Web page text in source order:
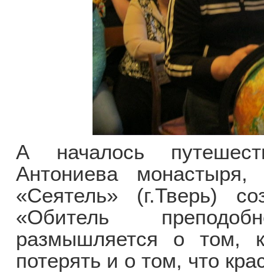
А началось
Антониева
«Сеятель» (г.Тверь)
«Обитель
размышляется о том,
потерять и о том, что